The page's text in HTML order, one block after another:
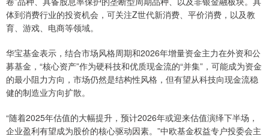
体到消费行业的投资机会，可关注Z世代新消费、平价消费，以及教
育、游戏、电商等领域。
华宝基金表示，结合市场风格周期和2026年增量资金主力在外资和公
募基金，“核心资产”作为硬科技和优质现金流的“并集”，可能成为资金
的最小阻力方向，市场仍然是结构性风格，但有望从科技向现金流稳
健的制造业方向扩散。
“随着2025年估值的大幅提升，预计2026年或迎来估值演绎下半场，
企业盈利有望成为股价的核心驱动因素。”中欧基金权益专户投委会主